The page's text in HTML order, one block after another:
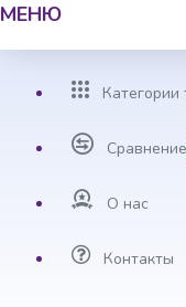
МЕНЮ
Категории
Сравнение
О нас
Контакты